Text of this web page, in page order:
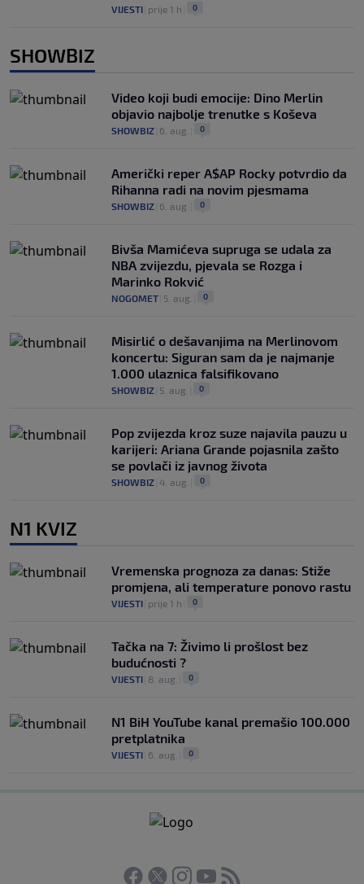
VIJESTI prije 1 h 0
SHOWBIZ
Video koji budi emocije: Dino Merlin
objavio najbolje trenutke s Koševa
SHOWBIZ 6. aug. 0
Američki reper A$AP Rocky potvrdio da
Rihanna radi na novim pjesmama
SHOWBIZ 6. aug. 0
Bivša Mamićeva supruga se udala za
NBA zvijezdu, pjevala se Rozga i
Marinko Rokvić
NOGOMET 5. aug. 0
Misirlić o dešavanjima na Merlinovom
koncertu: Siguran sam da je najmanje
1.000 ulaznica falsifikovano
SHOWBIZ 5. aug. 0
Pop zvijezda kroz suze najavila pauzu u
karijeri: Ariana Grande pojasnila zašto
se povlači iz javnog života
SHOWBIZ 4. aug. 0
N1 KVIZ
Vremenska prognoza za danas: Stiže
promjena, ali temperature ponovo rastu
VIJESTI prije 1 h 0
Tačka na 7: Živimo li prošlost bez
budućnosti ?
VIJESTI 8. aug. 0
N1 BiH YouTube kanal premašio 100.000
pretplatnika
VIJESTI 6. aug. 0